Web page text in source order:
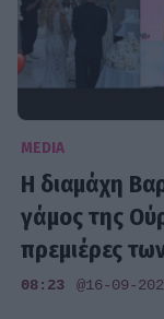
MEDIA
Η διαμάχη
γάμος της
πρεμιέρες
08:23 @16-09-